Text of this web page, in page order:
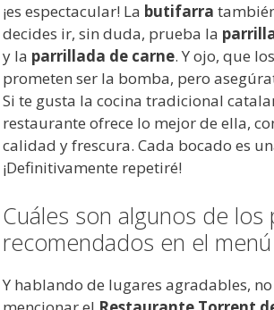
¡es espectacular! La butifarra
decides ir, sin duda, prueba la
y la parrillada de carne. Y ojo, que los
prometen ser la bomba, pero
Si te gusta la cocina tradicional
restaurante ofrece lo mejor de ella,
calidad y frescura. Cada bocado es
¡Definitivamente repetiré!
Cuáles son algunos de los
recomendados en el menú
Y hablando de lugares agradables,